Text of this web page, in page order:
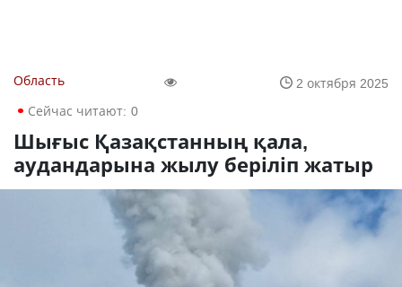
Область
2 октября 2025
Сейчас читают: 0
Шығыс Қазақстанның қала,
аудандарына жылу беріліп жатыр